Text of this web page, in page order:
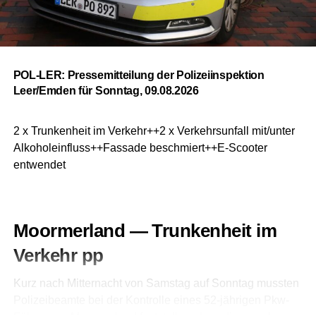
POL-LER: Pres­se­mit­tei­lung der Poli­zei­in­spek­ti­on
Leer/Emden für Sonn­tag, 09.08.2026
2 x Trun­ken­heit im Verkehr++2 x Ver­kehrs­un­fall mit/unter
Alkoholeinfluss++Fassade beschmiert++E‑Scooter
entwendet
Moorm­er­land — Trun­ken­heit im
Ver­kehr pp
Kurz nach Mit­ter­nacht von Sams­tag auf Sonn­tag muss­ten